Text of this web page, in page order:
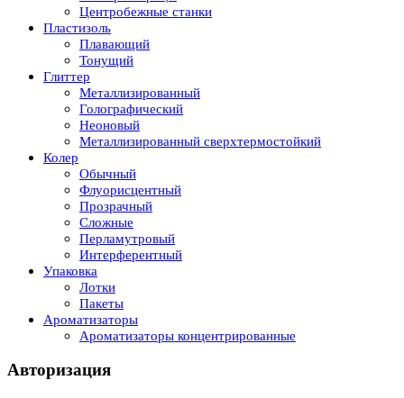
Центробежные станки
Пластизоль
Плавающий
Тонущий
Глиттер
Металлизированный
Голографический
Неоновый
Металлизированный сверхтермостойкий
Колер
Обычный
Флуорисцентный
Прозрачный
Сложные
Перламутровый
Интерферентный
Упаковка
Лотки
Пакеты
Ароматизаторы
Ароматизаторы концентрированные
Авторизация